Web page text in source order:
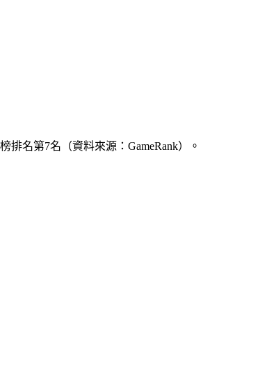
排名第7名（資料來源：GameRank）。